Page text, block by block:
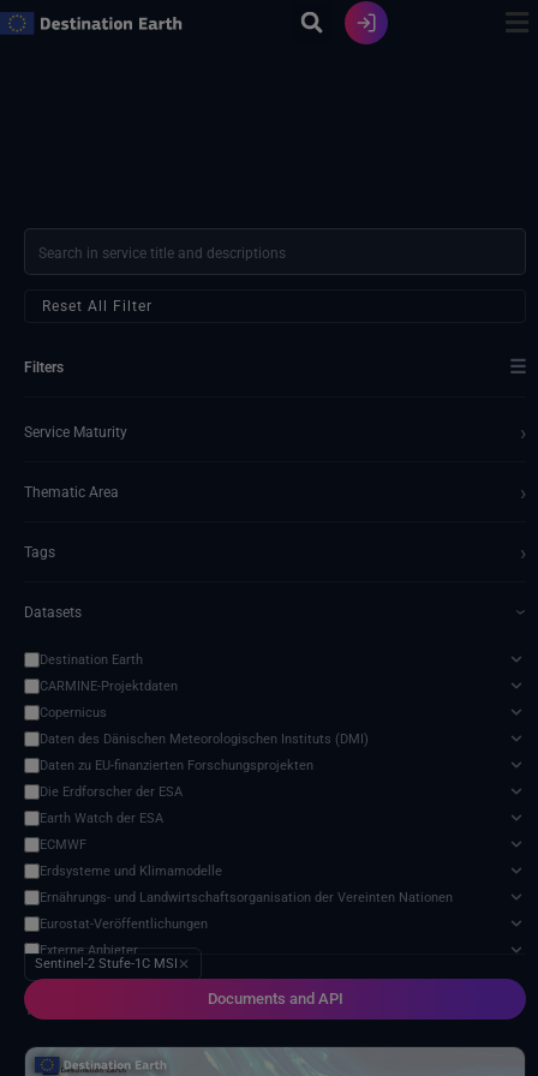
Zum
Reset All Filter
Filters ☰
Service Maturity ›
Thematic Area ›
Tags ›
Datasets ›
Destination Earth
CARMINE-Projektdaten
Copernicus
Daten des Dänischen Meteorologischen Instituts (DMI)
Daten zu EU-finanzierten Forschungsprojekten
Die Erdforscher der ESA
Earth Watch der ESA
ECMWF
Erdsysteme und Klimamodelle
Ernährungs- und Landwirtschaftsorganisation der Vereinten Nationen
Eurostat-Veröffentlichungen
Externe Anbieter
Harvic Service Landwirtschaftliche Überwachung und Verwaltung
NASA-Programm für Geowissenschaften
Documents and API
Sentinel-2 Stufe-1C MSI ✕
1 service found